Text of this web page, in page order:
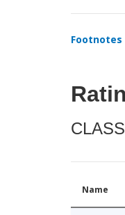
Footnotes
Name